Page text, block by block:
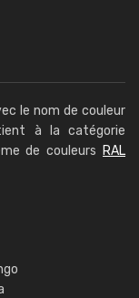
le nom de couleur
à la catégorie
de couleurs RAL